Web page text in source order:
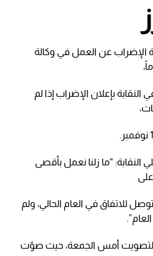
الإضراب عن العمل في وكالة
بإعلان الإضراب إذا لم
النقابة: “ما زلنا نعمل بأقصى
للاتفاق في العام الحالي، ولم
التصويت أمس الجمعة، حيث صوّت